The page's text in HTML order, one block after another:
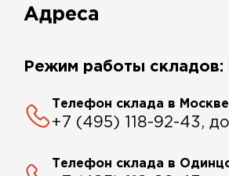
Адреса
Режим работы складов:
Телефон склада в
+7 (495) 118-92-43,
Телефон склада в